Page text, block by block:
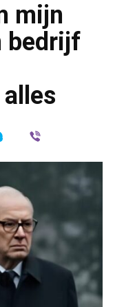
mijn
bedrijf